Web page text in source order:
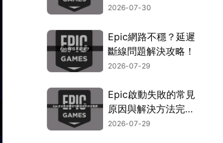
指南！
2026-07-30
Epic網路不穩？延遲
斷線問題解決攻略！
2026-07-29
Epic啟動失敗的常見
原因與解決方法完整
指南！
2026-07-29